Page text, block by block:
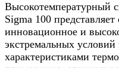
Высокотемпературный
Sigma 100
инновационное и
экстремальных
характеристиками